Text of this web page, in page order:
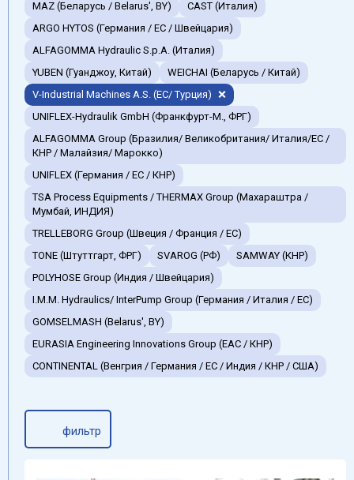
MAZ (Беларусь / Belarus', BY)
CAST (Италия)
ARGO HYTOS (Германия / EC / Швейцария)
ALFAGOMMA Hydraulic S.p.A. (Италия)
YUBEN (Гуанджоу, Китай)
WEICHAI (Беларусь / Китай)
V-Industrial Machines A.S. (EC/ Турция)
UNIFLEX-Hydraulik GmbH (Франкфурт-М., ФРГ)
ALFAGOMMA Group (Бразилия/ Великобритания/ Италия/ЕС /
КНР / Малайзия/ Марокко)
UNIFLEX (Германия / EC / КНР)
TSA Process Equipments / THERMAX Group (Махараштра /
Мумбай, ИНДИЯ)
TRELLEBORG Group (Швеция / Франция / ЕС)
TONE (Штуттгарт, ФРГ)
SVAROG (РФ)
SAMWAY (КНР)
POLYHOSE Group (Индия / Швейцария)
I.M.M. Hydraulics/ InterPump Group (Германия / Италия / ЕС)
GOMSELMASH (Belarus', BY)
EURASIA Engineering Innovations Group (EAC / КНР)
CONTINENTAL (Венгрия / Германия / ЕС / Индия / КНР / США)
фильтр